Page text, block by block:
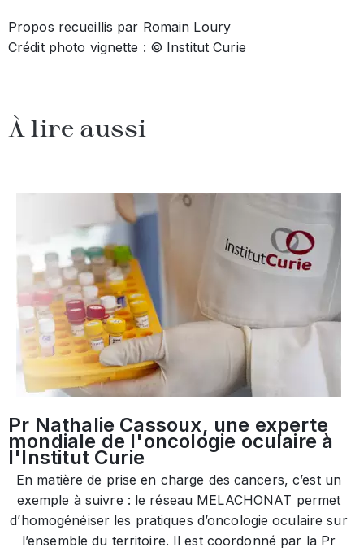
Propos recueillis par Romain Loury
Crédit photo vignette : © Institut Curie
À lire aussi
Pr Nathalie Cassoux, une experte
mondiale de l'oncologie oculaire à
l'Institut Curie
En matière de prise en charge des cancers, c’est un
exemple à suivre : le réseau MELACHONAT permet
d’homogénéiser les pratiques d’oncologie oculaire sur
l’ensemble du territoire. Il est coordonné par la Pr